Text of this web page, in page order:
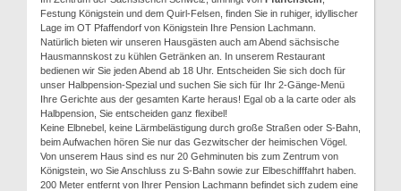
Festung Königstein und dem Quirl-Felsen, finden Sie in ruhiger, idyllischer
Lage im OT Pfaffendorf von Königstein Ihre Pension Lachmann.
Natürlich bieten wir unseren Hausgästen auch am Abend sächsische
Hausmannskost zu kühlen Getränken an. In unserem Restaurant
bedienen wir Sie jeden Abend ab 18 Uhr. Entscheiden Sie sich doch für
unser Halbpension-Spezial und suchen Sie sich für Ihr 2-Gänge-Menü
Ihre Gerichte aus der gesamten Karte heraus! Egal ob a la carte oder als
Halbpension, Sie entscheiden ganz flexibel!
Keine Elbnebel, keine Lärmbelästigung durch große Straßen oder S-Bahn,
beim Aufwachen hören Sie nur das Gezwitscher der heimischen Vögel.
Von unserem Haus sind es nur 20 Gehminuten bis zum Zentrum von
Königstein, wo Sie Anschluss zu S-Bahn sowie zur Elbeschifffahrt haben.
200 Meter entfernt von Ihrer Pension Lachmann befindet sich zudem eine